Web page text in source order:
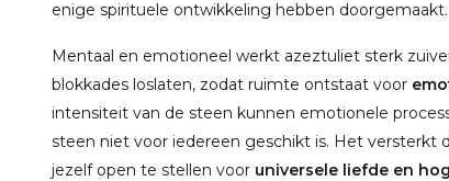
enige spirituele ontwikkeling hebben doorgemaakt.
Mentaal en emotioneel werkt azeztuliet sterk
blokkades loslaten, zodat ruimte ontstaat voor
intensiteit van de steen kunnen emotionele
steen niet voor iedereen geschikt is. Het
jezelf open te stellen voor universele liefde en